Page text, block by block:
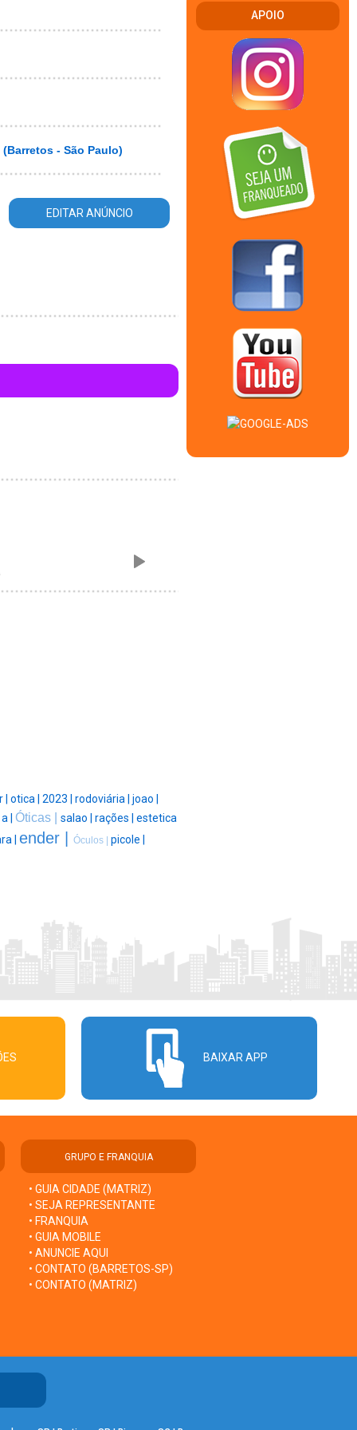
- São Paulo)
EDITAR ANÚNCIO
r | otica | 2023 | rodoviária | joao |
a | Óticas | salao | rações | estetica
| ender | Óculos | picole |
APOIO
BAIXAR APP
GRUPO E FRANQUIA
• GUIA CIDADE (MATRIZ)
• SEJA REPRESENTANTE
• FRANQUIA
• GUIA MOBILE
• ANUNCIE AQUI
• CONTATO (BARRETOS-SP)
• CONTATO (MATRIZ)